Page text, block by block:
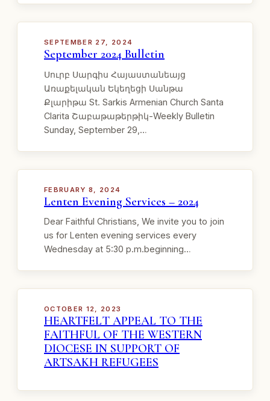
SEPTEMBER 27, 2024
September 2024 Bulletin
Սուրբ Սարգիս Հայաստանեայց
Առաքելական Եկեղեցի Սանթա
Քլարիթա St. Sarkis Armenian Church Santa
Clarita Շաբաթաթերթիկ-Weekly Bulletin
Sunday, September 29,…
FEBRUARY 8, 2024
Lenten Evening Services – 2024
Dear Faithful Christians, We invite you to join
us for Lenten evening services every
Wednesday at 5:30 p.m.beginning…
OCTOBER 12, 2023
HEARTFELT APPEAL TO THE
FAITHFUL OF THE WESTERN
DIOCESE IN SUPPORT OF
ARTSAKH REFUGEES